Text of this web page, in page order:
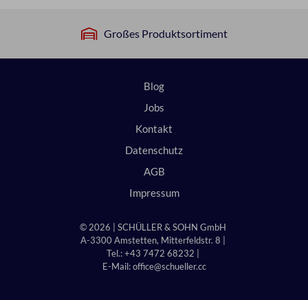
Großes Produktsortiment
© 2026 | SCHÜLLER & SOHN GmbH
A-3300 Amstetten, Mitterfeldstr. 8 |
Tel.: +43 7472 68232 |
E-Mail:office@schueller.cc
Blog
Jobs
Kontakt
Datenschutz
AGB
Impressum